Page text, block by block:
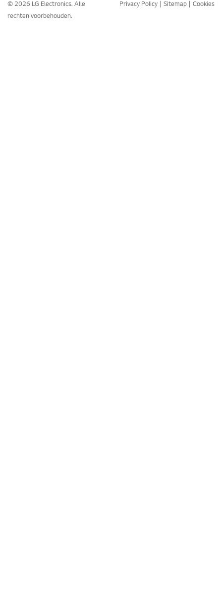
© 2026 LG Electronics. Alle
rechten voorbehouden.
Privacy Policy Sitemap Cookies